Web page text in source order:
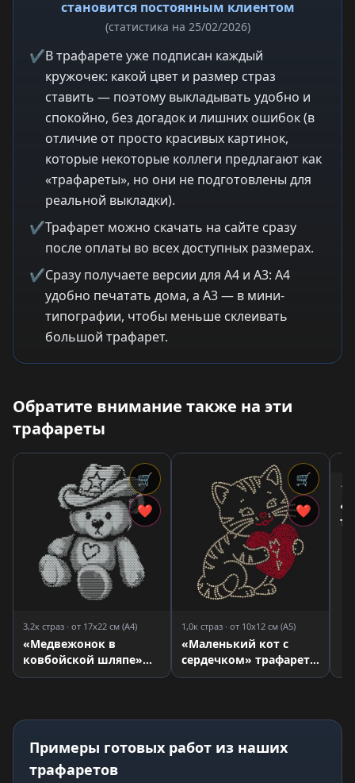
становится постоянным клиентом
(статистика на 25/02/2026)
✔В трафарете уже подписан каждый
кружочек: какой цвет и размер страз
ставить — поэтому выкладывать удобно и
спокойно, без догадок и лишних ошибок (в
отличие от просто красивых картинок,
которые некоторые коллеги предлагают как
«трафареты», но они не подготовлены для
реальной выкладки).
✔Трафарет можно скачать на сайте сразу
после оплаты во всех доступных размерах.
✔Сразу получаете версии для A4 и A3: A4
удобно печатать дома, а A3 — в мини-
типографии, чтобы меньше склеивать
большой трафарет.
Обратите внимание также на эти
трафареты
🛒
❤
3,2к страз · от 17x22 см (A4)
«Медвежонок в
ковбойской шляпе»
трафарет для страз
🛒
❤
1,0к страз · от 10x12 см (A5)
«Маленький кот с
сердечком» трафарет
для страз
Примеры готовых работ из наших
трафаретов